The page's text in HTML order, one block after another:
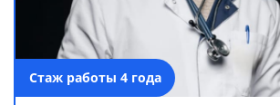
Стаж работы 4 года